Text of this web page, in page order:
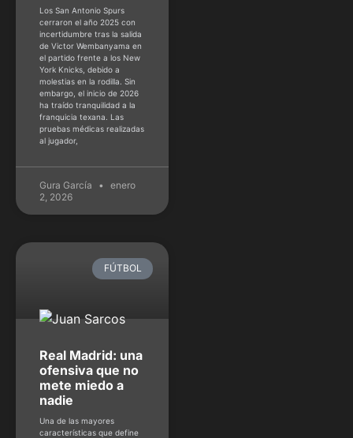
Los San Antonio Spurs
cerraron el año 2025 con
incertidumbre tras la salida
de Victor Wembanyama en
el partido frente a los New
York Knicks, debido a
molestias en la rodilla. Sin
embargo, el inicio de 2026
ha traído tranquilidad a la
franquicia texana. Las
pruebas médicas realizadas
al jugador,
Gura García
enero
2, 2026
FÚTBOL
Real Madrid: una
ofensiva que no
mete miedo a
nadie
Una de las mayores
características que define